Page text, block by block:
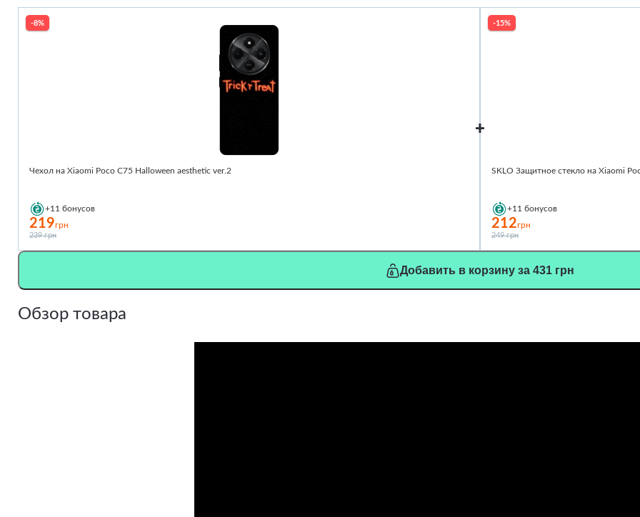
-8%
Чехол на Xiaomi Poco C75 Halloween aesthetic ver.2
+11 бонусов
219грн
239 грн
-15%
SKLO Защитное стекло на Xiaomi
+11 бонусов
212грн
249 грн
Добавить в корзину за 431 грн
Обзор товара